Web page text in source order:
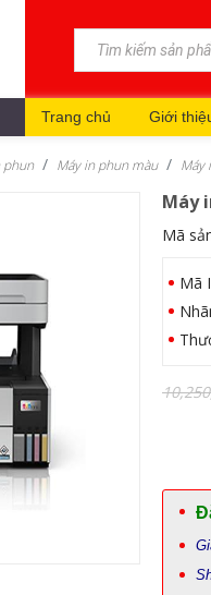
Trang chủ Giới
phun Máy in phun màu Máy
Máy
Mã
Mã